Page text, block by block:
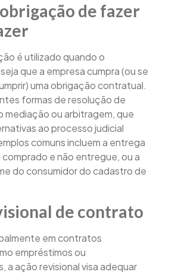
de fazer
é utilizado quando o
que a empresa cumpra (ou se
uma obrigação contratual.
formas de resolução de
mediação ou arbitragem, que
ao processo judicial
comuns incluem a entrega
e não entregue, ou a
do consumidor do cadastro de
de contrato
em contratos
empréstimos ou
a ação revisional visa adequar